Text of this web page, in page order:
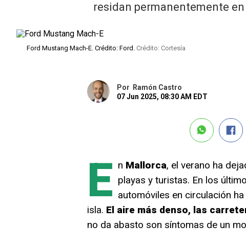
residan permanentemente
Ford Mustang Mach-E. Crédito: Ford. Crédito: Cortesía
Por
Ramón Castro
07 Jun 2025, 08:30 AM EDT
E n Mallorca, el verano ha
playas y turistas. En los
automóviles en circulación
isla. El aire más denso, las
no da abasto son síntomas de un